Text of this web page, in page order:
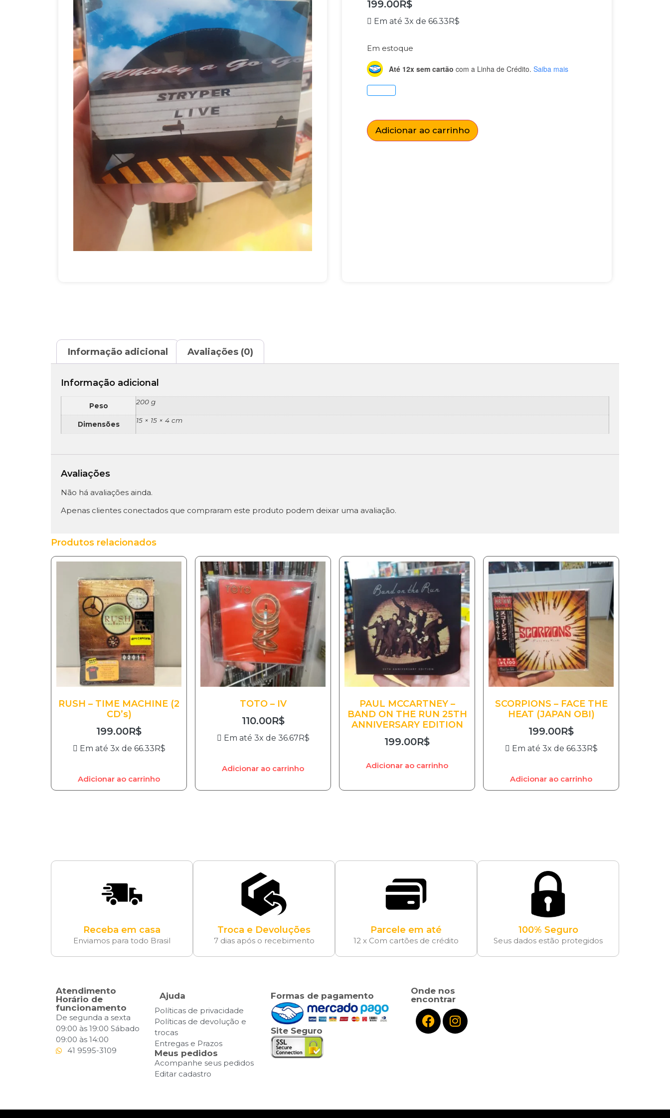
199.00R$
Em até 3x de 66.33 R$
Em estoque
Até 12x sem cartão com a Linha de Crédito. Saiba mais
Adicionar ao carrinho
Informação adicional Avaliações (0)
Informação adicional
Peso 200 g
Dimensões 15 × 15 × 4 cm
Avaliações
Não há avaliações ainda.
Apenas clientes conectados que compraram este produto podem deixar uma avaliação.
Produtos relacionados
RUSH – TIME MACHINE (2
CD’s)
199.00R$
Em até 3x de 66.33R$
Adicionar ao carrinho
TOTO – IV
110.00R$
Em até 3x de 36.67R$
Adicionar ao carrinho
PAUL MCCARTNEY –
BAND ON THE RUN 25TH
ANNIVERSARY EDITION
199.00R$
Adicionar ao carrinho
SCORPIONS – FACE THE
HEAT (JAPAN OBI)
199.00R$
Em até 3x de 66.33R$
Adicionar ao carrinho
Receba em casa
Enviamos para todo Brasil
Troca e Devoluções
7 dias após o recebimento
Parcele em até
12 x Com cartões de crédito
100% Seguro
Seus dados estão protegidos
Atendimento
Horário de
funcionamento
De segunda a sexta
09:00 às 19:00 Sábado
09:00 às 14:00
41 9595-3109
Ajuda
Políticas de privacidade
Políticas de devolução e
trocas
Entregas e Prazos
Meus pedidos
Acompanhe seus pedidos
Editar cadastro
Formas de pagamento
Site Seguro
Onde nos
encontrar